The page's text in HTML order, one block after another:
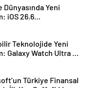
Dünyasında Yeni
iOS 26.6
Yakından
Teknolojide Yeni
Galaxy Watch Ultra 2
ve Sızan Detaylar
Türkiye Finansal